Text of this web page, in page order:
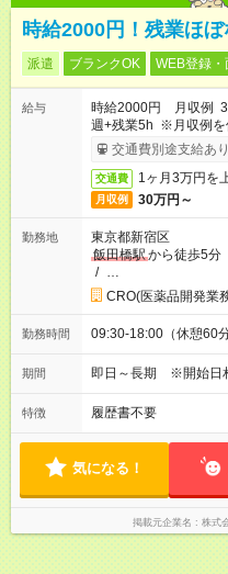
時給2000円！残業ほ
派遣 ブランクOK WEB登録・
給与
時給2000円 月収例
週+残業5h ※月収例を
交通費別途支給あり
交通費 1ヶ月3万円を
月収例 30万円～
勤務地
東京都新宿区
飯田橋駅から徒歩5分
/ …
CRO(医薬品開発業
勤務時間 09:30-18:00（休憩60
期間 即日～長期 ※開始日
特徴 履歴書不要
気になる！
掲載元企業名 株式